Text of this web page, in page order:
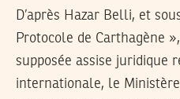
D’après Hazar Belli, et
Protocole de Carthagène
supposée assise juridique
internationale, le Ministère